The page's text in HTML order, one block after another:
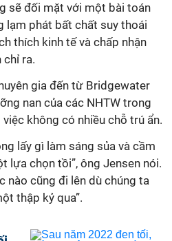
sẽ đối mặt với một bài toán
lạm phát bất chất suy thoái
thích kinh tế và chấp nhận
chỉ ra.
gia đến từ Bridgewater
nan của các NHTW trong
không có nhiều chỗ trú ẩn.
lấy gì làm sáng sủa và cầm
lựa chọn tồi”, ông Jensen nói.
nào cũng đi lên dù chúng ta
thập kỷ qua”.